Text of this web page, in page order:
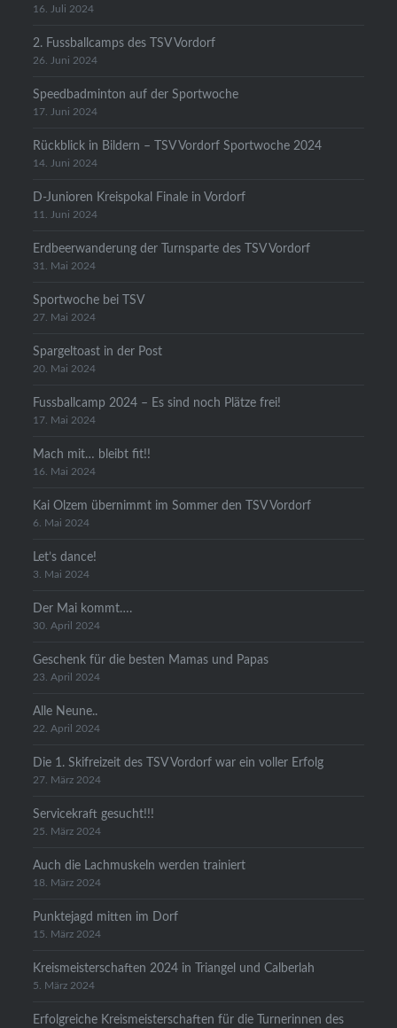
16. Juli 2024
2. Fussballcamps des TSV Vordorf
26. Juni 2024
Speedbadminton auf der Sportwoche
17. Juni 2024
Rückblick in Bildern – TSV Vordorf Sportwoche 2024
14. Juni 2024
D-Junioren Kreispokal Finale in Vordorf
11. Juni 2024
Erdbeerwanderung der Turnsparte des TSV Vordorf
31. Mai 2024
Sportwoche bei TSV
27. Mai 2024
Spargeltoast in der Post
20. Mai 2024
Fussballcamp 2024 – Es sind noch Plätze frei!
17. Mai 2024
Mach mit… bleibt fit!!
16. Mai 2024
Kai Olzem übernimmt im Sommer den TSV Vordorf
6. Mai 2024
Let’s dance!
3. Mai 2024
Der Mai kommt….
30. April 2024
Geschenk für die besten Mamas und Papas
23. April 2024
Alle Neune..
22. April 2024
Die 1. Skifreizeit des TSV Vordorf war ein voller Erfolg
27. März 2024
Servicekraft gesucht!!!
25. März 2024
Auch die Lachmuskeln werden trainiert
18. März 2024
Punktejagd mitten im Dorf
15. März 2024
Kreismeisterschaften 2024 in Triangel und Calberlah
5. März 2024
Erfolgreiche Kreismeisterschaften für die Turnerinnen des